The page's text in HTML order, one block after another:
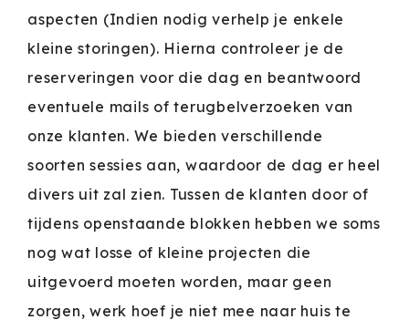
aspecten (Indien nodig verhelp je enkele
kleine storingen). Hierna controleer je de
reserveringen voor die dag en beantwoord
eventuele mails of terugbelverzoeken van
onze klanten. We bieden verschillende
soorten sessies aan, waardoor de dag er heel
divers uit zal zien. Tussen de klanten door of
tijdens openstaande blokken hebben we soms
nog wat losse of kleine projecten die
uitgevoerd moeten worden, maar geen
zorgen, werk hoef je niet mee naar huis te